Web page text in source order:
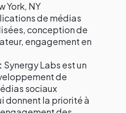
York, NY
de médias
conception de
engagement en
Synergy Labs est un
de
sociaux
donnent la priorité à